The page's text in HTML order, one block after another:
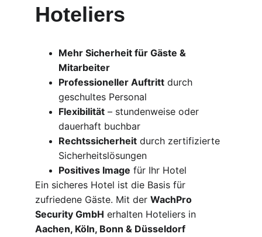
Hoteliers
Mehr Sicherheit für Gäste &
Mitarbeiter
Professioneller Auftritt durch
geschultes Personal
Flexibilität – stundenweise oder
dauerhaft buchbar
Rechtssicherheit durch zertifizierte
Sicherheitslösungen
Positives Image für Ihr Hotel
Ein sicheres Hotel ist die Basis für
zufriedene Gäste. Mit der WachPro
Security GmbH erhalten Hoteliers in
Aachen, Köln, Bonn & Düsseldorf